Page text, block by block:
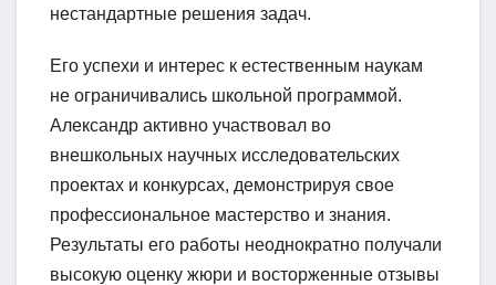
нестандартные решения задач.
Его успехи и интерес к естественным наукам
не ограничивались школьной программой.
Александр активно участвовал во
внешкольных научных исследовательских
проектах и конкурсах, демонстрируя свое
профессиональное мастерство и знания.
Результаты его работы неоднократно получали
высокую оценку жюри и восторженные отзывы